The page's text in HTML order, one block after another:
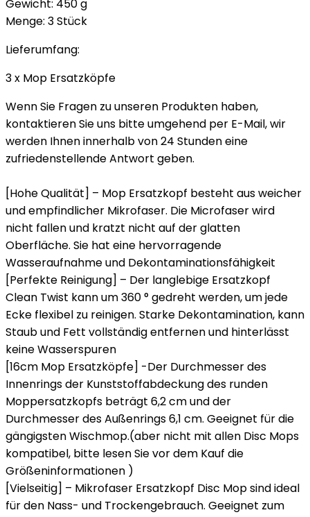
Gewicht: 450 g
Menge: 3 Stück
Lieferumfang:
3 x Mop Ersatzköpfe
Wenn Sie Fragen zu unseren Produkten haben,
kontaktieren Sie uns bitte umgehend per E-Mail, wir
werden Ihnen innerhalb von 24 Stunden eine
zufriedenstellende Antwort geben.
[Hohe Qualität] – Mop Ersatzkopf besteht aus weicher
und empfindlicher Mikrofaser. Die Microfaser wird
nicht fallen und kratzt nicht auf der glatten
Oberfläche. Sie hat eine hervorragende
Wasseraufnahme und Dekontaminationsfähigkeit
[Perfekte Reinigung] – Der langlebige Ersatzkopf
Clean Twist kann um 360 ° gedreht werden, um jede
Ecke flexibel zu reinigen. Starke Dekontamination, kann
Staub und Fett vollständig entfernen und hinterlässt
keine Wasserspuren
[16cm Mop Ersatzköpfe] -Der Durchmesser des
Innenrings der Kunststoffabdeckung des runden
Moppersatzkopfs beträgt 6,2 cm und der
Durchmesser des Außenrings 6,1 cm. Geeignet für die
gängigsten Wischmop.(aber nicht mit allen Disc Mops
kompatibel, bitte lesen Sie vor dem Kauf die
Größeninformationen )
[Vielseitig] – Mikrofaser Ersatzkopf Disc Mop sind ideal
für den Nass- und Trockengebrauch. Geeignet zum